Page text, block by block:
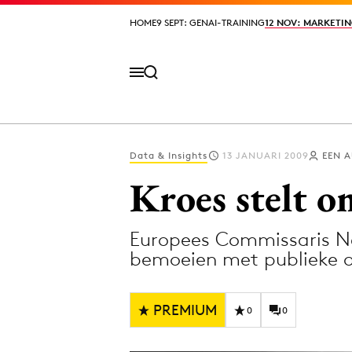
HOME9 SEPT: GENAI-TRAINING12 NOV:
HOME9 SEPT: GENAI-TRAINING12 NOV:
Digital
Diversiteit
Data & Insights 13 JANUARI 2009 EEN
Kroes stelt
Europees Commissaris
bemoeien met publieke
PREMIUM 0 0